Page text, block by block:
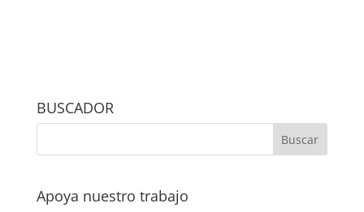
BUSCADOR
Apoya nuestro trabajo